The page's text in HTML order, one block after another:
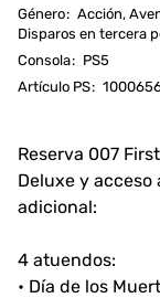
Género: Acción,
Disparos en tercera
Consola: PS5
Artículo PS:
Reserva 007
Deluxe y
adicional:
4 atuendos:
• Día de los